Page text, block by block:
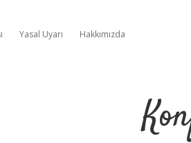
Yasal Uyarı Hakkımızda